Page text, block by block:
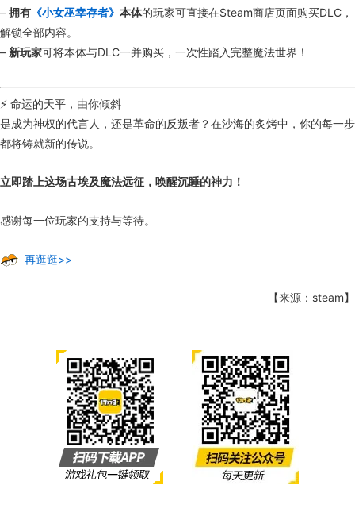
– 拥有 《小女巫幸存者》 本体的玩家可直接在Steam商店页面购买DLC，
解锁全部内容。
– 新玩家可将本体与DLC一并购买，一次性踏入完整魔法世界！
⚡ 命运的天平，由你倾斜
是成为神权的代言人，还是革命的反叛者？在沙海的炙烤中，你的每一步
都将铸就新的传说。
立即踏上这场古埃及魔法远征，唤醒沉睡的神力！
感谢每一位玩家的支持与等待。
再逛逛>>
【来源：steam】